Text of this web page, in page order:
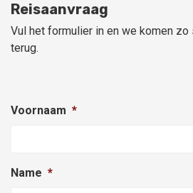
Reisaanvraag
Vul het formulier in en we komen
terug.
Voornaam *
Name *